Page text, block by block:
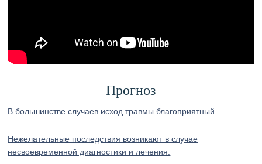
Прогноз
В большинстве случаев исход травмы благоприятный.
Нежелательные последствия возникают в случае
несвоевременной диагностики и лечения: